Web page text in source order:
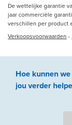
De wettelijke garantie
jaar commerciële
verschillen per product
Verkoopsvoorwaarden -
Hoe kunnen we
jouverder